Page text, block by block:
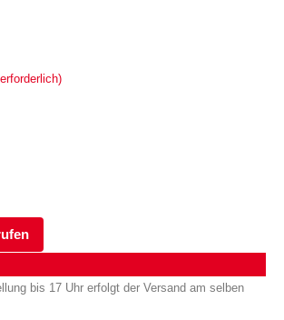
bis 17 Uhr erfolgt der Versand am selben